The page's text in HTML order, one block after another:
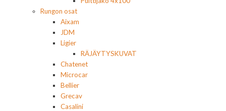
Rungon osat
Aixam
JDM
Ligier
RÄJÄYTYSKUVAT
Chatenet
Microcar
Bellier
Grecav
Casalini